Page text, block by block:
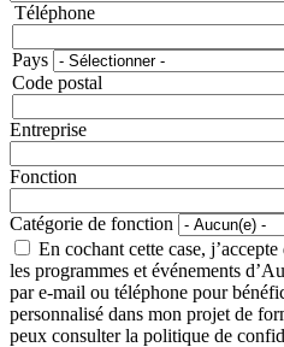
Téléphone
Adresse
Pays
Code postal
Entreprise
Fonction
Catégorie de fonction
En cochant cette case,
les programmes et événements
par e-mail ou téléphone pour
personnalisé dans mon projet de
peux consulter la politique de